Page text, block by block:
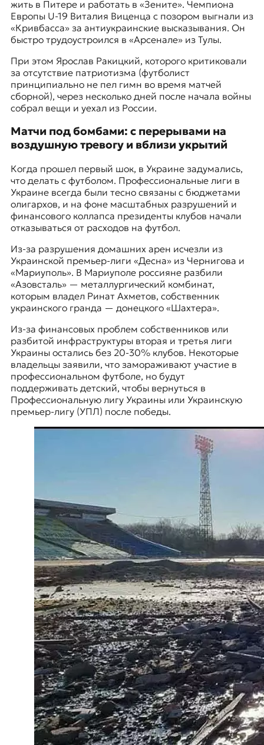
жить в Питере и работать в «Зените». Чемпиона
Европы U-19 Виталия Виценца с позором выгнали из
«Кривбасса» за антиукраинские высказывания. Он
быстро трудоустроился в «Арсенале» из Тулы.
При этом Ярослав Ракицкий, которого критиковали
за отсутствие патриотизма (футболист
принципиально не пел гимн во время матчей
сборной), через несколько дней после начала войны
собрал вещи и уехал из России.
Матчи под бомбами: с перерывами на
воздушную тревогу и вблизи укрытий
Когда прошел первый шок, в Украине задумались,
что делать с футболом. Профессиональные лиги в
Украине всегда были тесно связаны с бюджетами
олигархов, и на фоне масштабных разрушений и
финансового коллапса президенты клубов начали
отказываться от расходов на футбол.
Из-за разрушения домашних арен исчезли из
Украинской премьер-лиги «Десна» из Чернигова и
«Мариуполь». В Мариуполе россияне разбили
«Азовсталь» — металлургический комбинат,
которым владел Ринат Ахметов, собственник
украинского гранда — донецкого «Шахтера».
Из-за финансовых проблем собственников или
разбитой инфраструктуры вторая и третья лиги
Украины остались без 20-30% клубов. Некоторые
владельцы заявили, что замораживают участие в
профессиональном футболе, но будут
поддерживать детский, чтобы вернуться в
Профессиональную лигу Украины или Украинскую
премьер-лигу (УПЛ) после победы.